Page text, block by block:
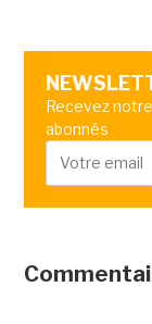
Recevez
abonnés